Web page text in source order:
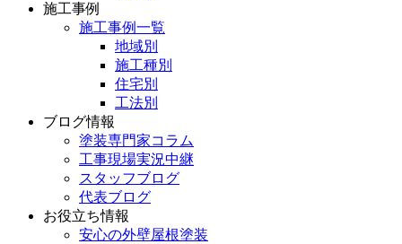
施工事例
施工事例一覧
地域別
施工種別
住宅別
工法別
ブログ情報
塗装専門家コラム
工事現場実況中継
スタッフブログ
代表ブログ
お役立ち情報
安心の外壁屋根塗装